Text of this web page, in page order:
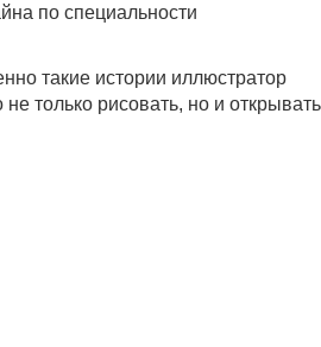
по специальности
такие истории иллюстратор
только рисовать, но и открывать